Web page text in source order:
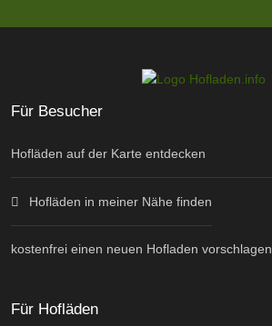
Für Besucher
Hofläden auf der Karte entdecken
Hofläden in meiner Nähe finden
kostenfrei einen neuen Hofladen vorschlagen
Für Hofläden